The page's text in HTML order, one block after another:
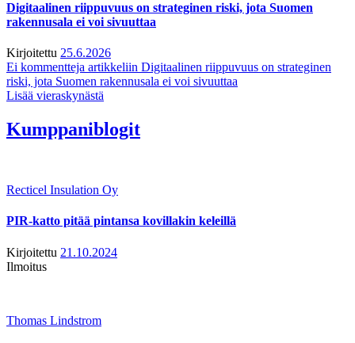
Digitaalinen riippuvuus on strateginen riski, jota Suomen
rakennusala ei voi sivuuttaa
Kirjoitettu 25.6.2026
Ei kommentteja artikkeliin Digitaalinen riippuvuus on strateginen
riski, jota Suomen rakennusala ei voi sivuuttaa
Lisää vieraskynästä
Kumppaniblogit
Recticel Insulation Oy
PIR-katto pitää pintansa kovillakin keleillä
Kirjoitettu 21.10.2024
Ilmoitus
Thomas Lindstrom